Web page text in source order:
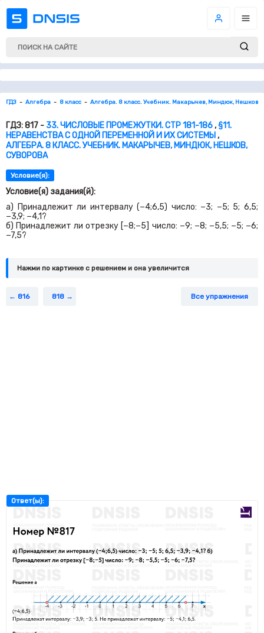
ГДЗ Алгебра 8 класс Алгебра. 8 класс. Учебник. Макарычев, Миндюк, Нешков,
ГДЗ: 817 - 33. ЧИСЛОВЫЕ ПРОМЕЖУТКИ. СТР 181-186,§11.
НЕРАВЕНСТВА С ОДНОЙ ПЕРЕМЕННОЙ И ИХ СИСТЕМЫ,
АЛГЕБРА. 8 КЛАСС. УЧЕБНИК. МАКАРЫЧЕВ, МИНДЮК, НЕШКОВ,
СУВОРОВА
Условие(я):
Условие(я) задания(й):
а) Принадлежит ли интервалу (−4;6,5) число: −3; −5; 5;6,5;
−3,9; −4,1?
б) Принадлежит ли отрезку [−8;−5] число: −9; −8; −5,5; −5; −6;
−7,5?
Нажми по картинке c решением и она увеличится
816 818 Все упражнения
Ответ(ы):